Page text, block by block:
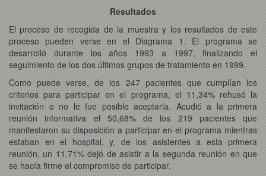
Resultados
El proceso de recogida de la muestra y los resultados de este
proceso pueden verse en el Diagrama 1. El programa se
desarrolló durante los años 1993 a 1997, finalizando el
seguimiento de los dos últimos grupos de tratamiento en 1999.
Como puede verse, de los 247 pacientes que cumplían los
criterios para participar en el programa, el 11,34% rehusó la
invitación o no le fue posible aceptarla. Acudió a la primera
reunión informativa el 50,68% de los 219 pacientes que
manifestaron su disposición a participar en el programa mientras
estaban en el hospital, y, de los asistentes a esta primera
reunión, un 11,71% dejó de asistir a la segunda reunión en que
se hacía firme el compromiso de participar.